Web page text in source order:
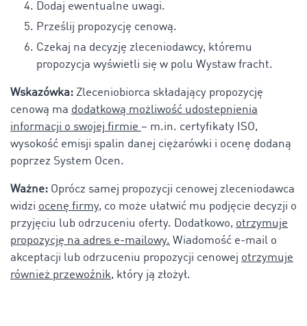
Dodaj ewentualne uwagi.
Prześlij propozycję cenową.
Czekaj na decyzję zleceniodawcy, któremu
propozycja wyświetli się w polu Wystaw fracht.
Wskazówka: Zleceniobiorca składający propozycję
cenową ma dodatkową możliwość udostepnienia
informacji o swojej firmie – m.in. certyfikaty ISO,
wysokość emisji spalin danej ciężarówki i ocenę dodaną
poprzez System Ocen.
Ważne: Oprócz samej propozycji cenowej zleceniodawca
widzi ocenę firmy, co może ułatwić mu podjęcie decyzji o
przyjęciu lub odrzuceniu oferty. Dodatkowo, otrzymuje
propozycję na adres e-mailowy. Wiadomość e-mail o
akceptacji lub odrzuceniu propozycji cenowej otrzymuje
również przewoźnik, który ją złożył.